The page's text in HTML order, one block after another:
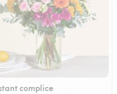
complice